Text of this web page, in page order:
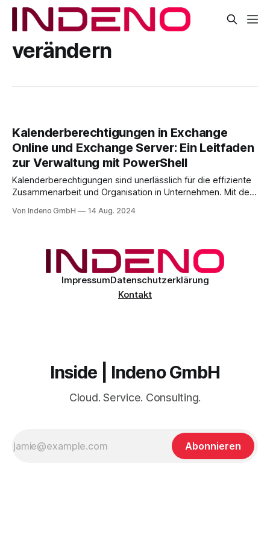
verändern
Kalenderberechtigungen in Exchange
Online und Exchange Server: Ein Leitfaden
zur Verwaltung mit PowerShell
Kalenderberechtigungen sind unerlässlich für die effiziente
Zusammenarbeit und Organisation in Unternehmen. Mit den
Kalenderinformationen effektiv teilen und gemeinsam
und der Struktur Ihres Unternehmens sollten verschiedene
Postfacharten für Kalender eingesetzt werden. Eine
sorgfältige Planung
Von Indeno GmbH 14 Aug. 2024
ImpressumDatenschutzerklärung
Kontakt
Inside | Indeno GmbH
Cloud. Service. Consulting.
Abonnieren